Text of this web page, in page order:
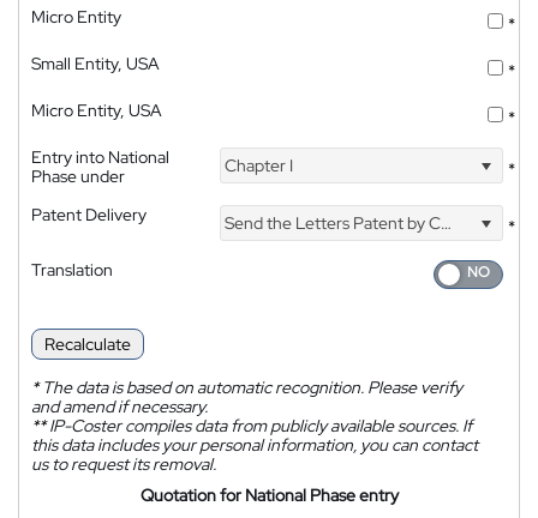
Micro Entity
*
Small Entity, USA
*
Micro Entity, USA
*
Entry into National
Phase under
Chapter I *
Patent Delivery Send the Letters Patent by Courier
*
Translation
Recalculate
*The data is based on automatic recognition. Please verify
and amend if necessary.
**IP-Coster compiles data from publicly available sources. If
this data includes your personal information, you can contact
us to request its removal.
Quotation for National Phase entry